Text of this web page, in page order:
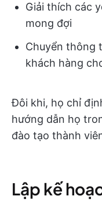
Giải thích các
mong đợi
Chuyển thông
khách hàng
Đôi khi, họ chỉ
hướng dẫn họ
đào tạo thành
Lập kế